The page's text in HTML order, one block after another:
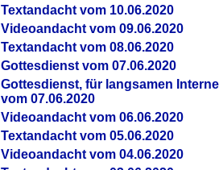
Textandacht vom 10.06.2020
Videoandacht vom 09.06.2020
Textandacht vom 08.06.2020
Gottesdienst vom 07.06.2020
Gottesdienst, für langsamen
vom 07.06.2020
Videoandacht vom 06.06.2020
Textandacht vom 05.06.2020
Videoandacht vom 04.06.2020